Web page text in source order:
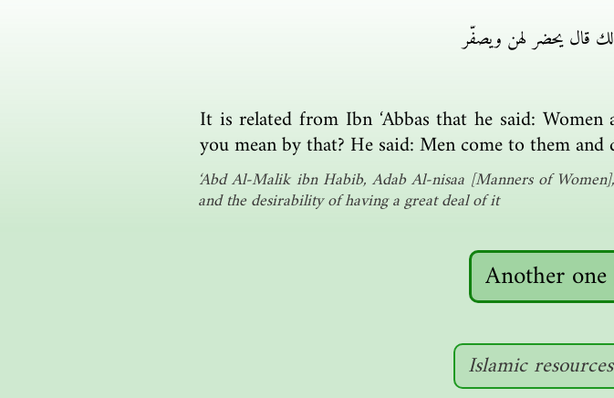
قال يحضر لهن ويصفّر
It is related from Ibn ‘Abbas that he said:
you mean by that? He said: Men come to them and
‘Abd Al-Malik ibn Habib, Adab Al-nisaa [Manners of
and the desirability of having a great deal of it